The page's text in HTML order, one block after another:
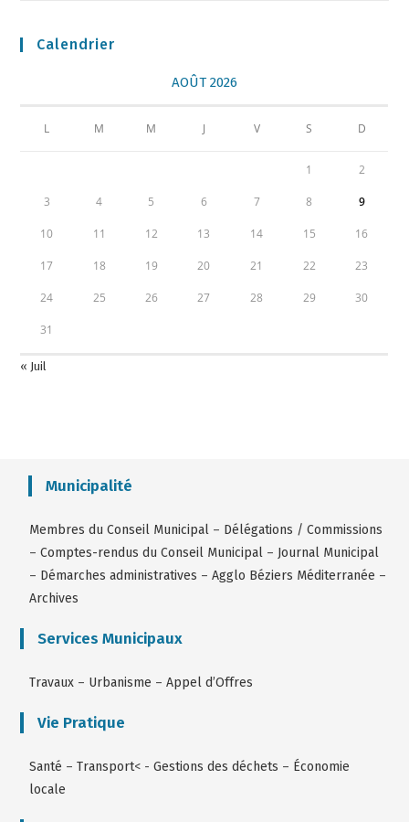
Calendrier
AOÛT 2026
L M M J V S D
1 2
3 4 5 6 7 8 9
10 11 12 13 14 15 16
17 18 19 20 21 22 23
24 25 26 27 28 29 30
31
« Juil
Municipalité
Membres du Conseil Municipal – Délégations / Commissions
–Comptes-rendus du Conseil Municipal – Journal Municipal
– Démarches administratives –Agglo Béziers Méditerranée –
Archives
Services Municipaux
Travaux – Urbanisme –Appel d’Offres
Vie Pratique
Santé –Transport< -Gestions des déchets – Économie
locale